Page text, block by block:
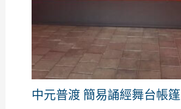
中元普渡 簡易誦經舞台帳篷